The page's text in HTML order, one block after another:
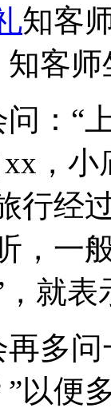
知客
客
：“上
，
行经
，一
就
问
以便